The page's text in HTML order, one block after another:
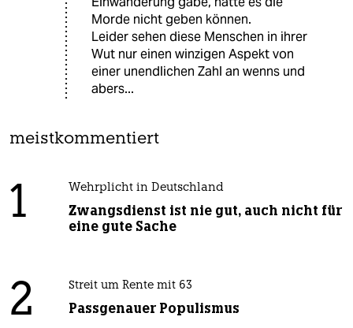
Morde nicht geben können.
Leider sehen diese Menschen in ihrer
Wut nur einen winzigen Aspekt von
einer unendlichen Zahl an wenns und
abers...
meistkommentiert
1 Wehrplicht in Deutschland
Zwangsdienst ist nie gut, auch nicht für
eine gute Sache
2 Streit um Rente mit 63
Passgenauer Populismus